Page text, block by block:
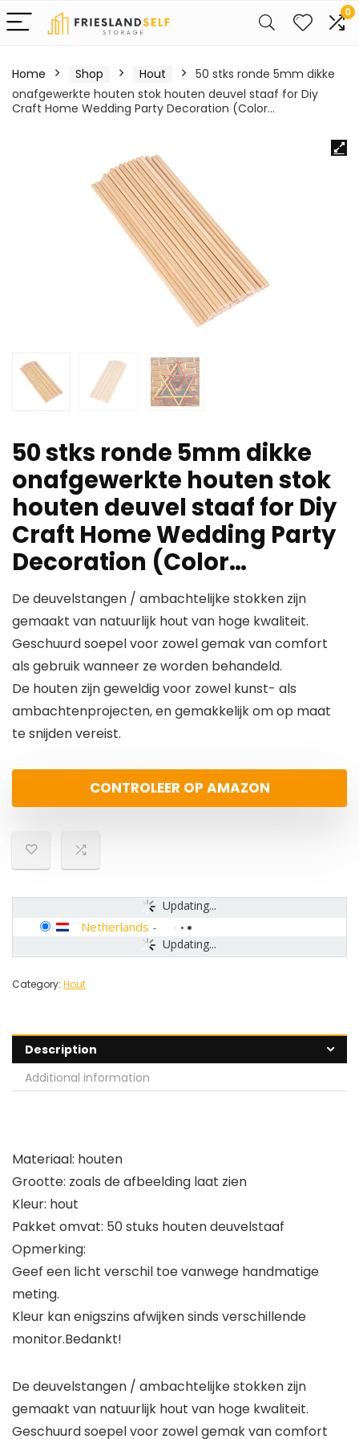
0
Home Shop Hout
50 stks ronde 5mm dikke
onafgewerkte houten stok houten deuvel staaf for Diy
Craft Home Wedding Party Decoration (Color…
50 stks ronde 5mm dikke
onafgewerkte houten stok
houten deuvel staaf for Diy
Craft Home Wedding Party
Decoration (Color…
De deuvelstangen / ambachtelijke stokken zijn
gemaakt van natuurlijk hout van hoge kwaliteit.
Geschuurd soepel voor zowel gemak van comfort
als gebruik wanneer ze worden behandeld.
De houten zijn geweldig voor zowel kunst- als
ambachtenprojecten, en gemakkelijk om op maat
te snijden vereist.
CONTROLEER OP AMAZON
Updating...
Updating...
Netherlands -
Category: Hout
Description
Additional information
Materiaal: houten
Grootte: zoals de afbeelding laat zien
Kleur: hout
Pakket omvat: 50 stuks houten deuvelstaaf
Opmerking:
Geef een licht verschil toe vanwege handmatige
meting.
Kleur kan enigszins afwijken sinds verschillende
monitor.Bedankt!
De deuvelstangen / ambachtelijke stokken zijn
gemaakt van natuurlijk hout van hoge kwaliteit.
Geschuurd soepel voor zowel gemak van comfort